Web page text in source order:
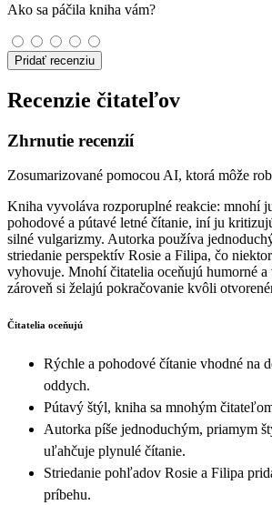
Ako sa páčila kniha vám?
Pridať recenziu
Recenzie čitateľov
Zhrnutie recenzií
Zosumarizované pomocou AI, ktorá môže
Kniha vyvoláva rozporuplné reakcie: mnohí
pohodové a pútavé letné čítanie, iní ju
silné vulgarizmy. Autorka používa
striedanie perspektív Rosie a Filipa, čo
vyhovuje. Mnohí čitatelia oceňujú humorné a
zároveň si želajú pokračovanie kvôli
Čitatelia oceňujú
Rýchle a pohodové čítanie vhodné na
oddych.
Pútavý štýl, kniha sa mnohým
Autorka píše jednoduchým, priamym
uľahčuje plynulé čítanie.
Striedanie pohľadov Rosie a Filipa
príbehu.